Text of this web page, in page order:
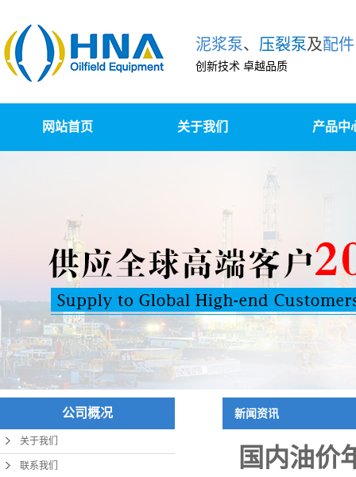
泥浆泵、 压裂泵及配件
创新技术 卓越品质
网站首页 关于我们 产品中
高压锻造及精
公司概况
关于我们
联系我们
新闻资讯
国内油价